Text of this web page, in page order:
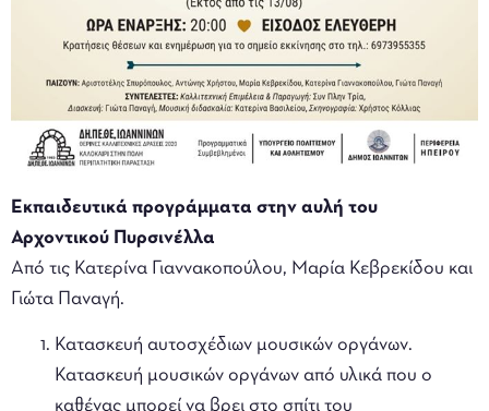
Εκπαιδευτικά προγράμματα στην αυλή του
Αρχοντικού Πυρσινέλλα
Από τις Κατερίνα Γιαννακοπούλου, Μαρία Κεβρεκίδου και
Γιώτα Παναγή.
Κατασκευή αυτοσχέδιων μουσικών οργάνων.
Κατασκευή μουσικών οργάνων από υλικά που ο
καθένας μπορεί να βρει στο σπίτι του